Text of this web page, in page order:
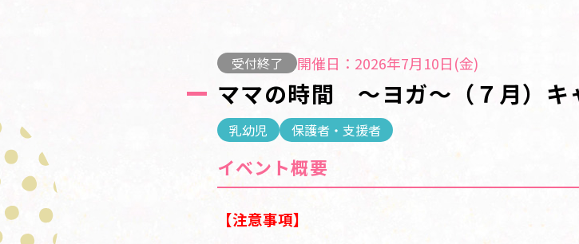
受付終了 開催日：2026年7月10日(金)
ママの時間 ～ヨガ～（７月）キ
乳幼児 保護者・支援者
イベント概要
【注意事項】